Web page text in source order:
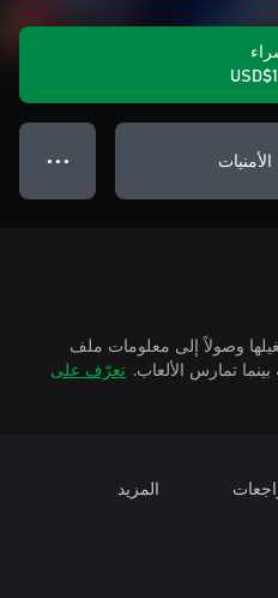
● ● ●
وصولاً إلى معلومات ملف
تعرّف على
المزيد